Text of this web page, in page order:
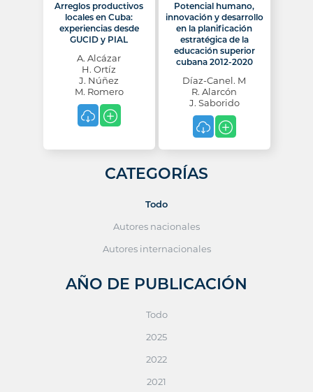
Arreglos productivos
locales en Cuba:
experiencias desde
GUCID y PIAL
A. Alcázar
H. Ortíz
J. Núñez
M. Romero
Potencial humano,
innovación y desarrollo
en la planificación
estratégica de la
educación superior
cubana 2012-2020
Díaz-Canel. M
R. Alarcón
J. Saborido
CATEGORÍAS
Todo
Autores nacionales
Autores internacionales
AÑO DE PUBLICACIÓN
Todo
2025
2022
2021